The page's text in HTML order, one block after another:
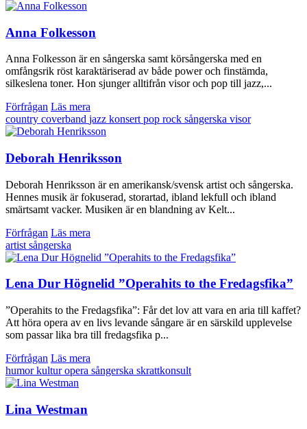
Anna Folkesson
Anna Folkesson är en sångerska samt körsångerska med en
omfångsrik röst karaktäriserad av både power och finstämda,
silkeslena toner. Hon sjunger alltifrån visor och pop till jazz,...
Förfrågan Läs mera
country coverband jazz konsert pop rock sångerska visor
Deborah Henriksson
Deborah Henriksson är en amerikansk/svensk artist och sångerska.
Hennes musik är fokuserad, storartad, ibland lekfull och ibland
smärtsamt vacker. Musiken är en blandning av Kelt...
Förfrågan Läs mera
artist sångerska
Lena Dur Högnelid ”Operahits to the Fredagsfika”
”Operahits to the Fredagsfika”: Får det lov att vara en aria till kaffet?
Att höra opera av en livs levande sångare är en särskild upplevelse
som passar lika bra till fredagsfika p...
Förfrågan Läs mera
humorkulturopera sångerska skrattkonsult
Lina Westman